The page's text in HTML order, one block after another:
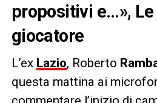
propositivi e…», Le
giocatore
L’ex Lazio, Roberto
questa mattina ai